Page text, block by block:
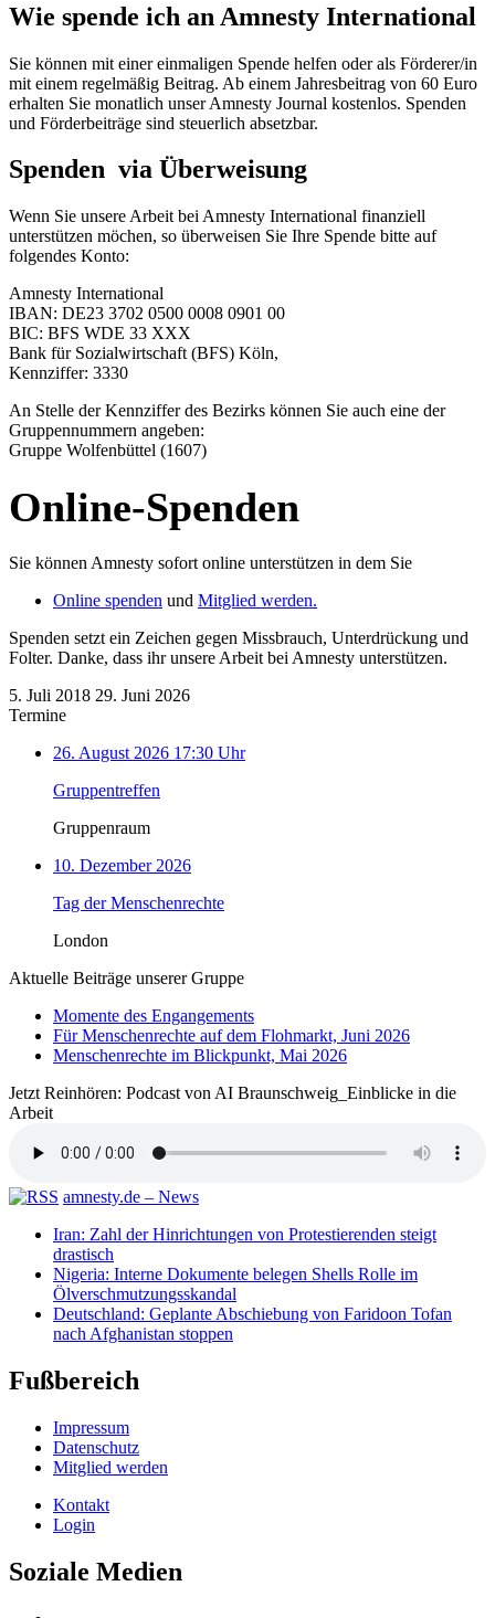
Wie spende ich an Amnesty International
Sie können mit einer einmaligen Spende helfen oder als Förderer/in
mit einem regelmäßig Beitrag. Ab einem Jahresbeitrag von 60 Euro
erhalten Sie monatlich unser Amnesty Journal kostenlos. Spenden
und Förderbeiträge sind steuerlich absetzbar.
Spenden via Überweisung
Wenn Sie unsere Arbeit bei Amnesty International finanziell
unterstützen möchen, so überweisen Sie Ihre Spende bitte auf
folgendes Konto:
Amnesty International
IBAN: DE23 3702 0500 0008 0901 00
BIC: BFS WDE 33 XXX
Bank für Sozialwirtschaft (BFS) Köln,
Kennziffer: 3330
An Stelle der Kennziffer des Bezirks können Sie auch eine der
Gruppennummern angeben:
Gruppe Wolfenbüttel (1607)
Online-Spenden
Sie können Amnesty sofort online unterstützen in dem Sie
Online spenden und Mitglied werden.
Spenden setzt ein Zeichen gegen Missbrauch, Unterdrückung und
Folter. Danke, dass ihr unsere Arbeit bei Amnesty unterstützen.
5. Juli 2018 29. Juni 2026
Termine
26. August 2026 17:30 Uhr
Gruppentreffen
Gruppenraum
10. Dezember 2026
Tag der Menschenrechte
London
Aktuelle Beiträge unserer Gruppe
Momente des Engangements
Für Menschenrechte auf dem Flohmarkt, Juni 2026
Menschenrechte im Blickpunkt, Mai 2026
Jetzt Reinhören: Podcast von AI Braunschweig_Einblicke in die
Arbeit
amnesty.de – News
Iran: Zahl der Hinrichtungen von Protestierenden steigt
drastisch
Nigeria: Interne Dokumente belegen Shells Rolle im
Ölverschmutzungsskandal
Deutschland: Geplante Abschiebung von Faridoon Tofan
nach Afghanistan stoppen
Fußbereich
Impressum
Datenschutz
Mitglied werden
Kontakt
Login
Soziale Medien